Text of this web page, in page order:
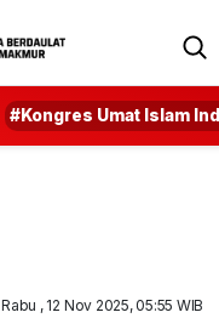
#Kongres Umat Islam
Rabu , 12 Nov 2025, 05:55 WIB